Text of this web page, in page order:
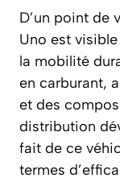
D’un point de
Uno est
la mobilité
en carburant,
et des
distribution
fait de ce
termes